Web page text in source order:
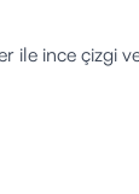
ile ince çizgi